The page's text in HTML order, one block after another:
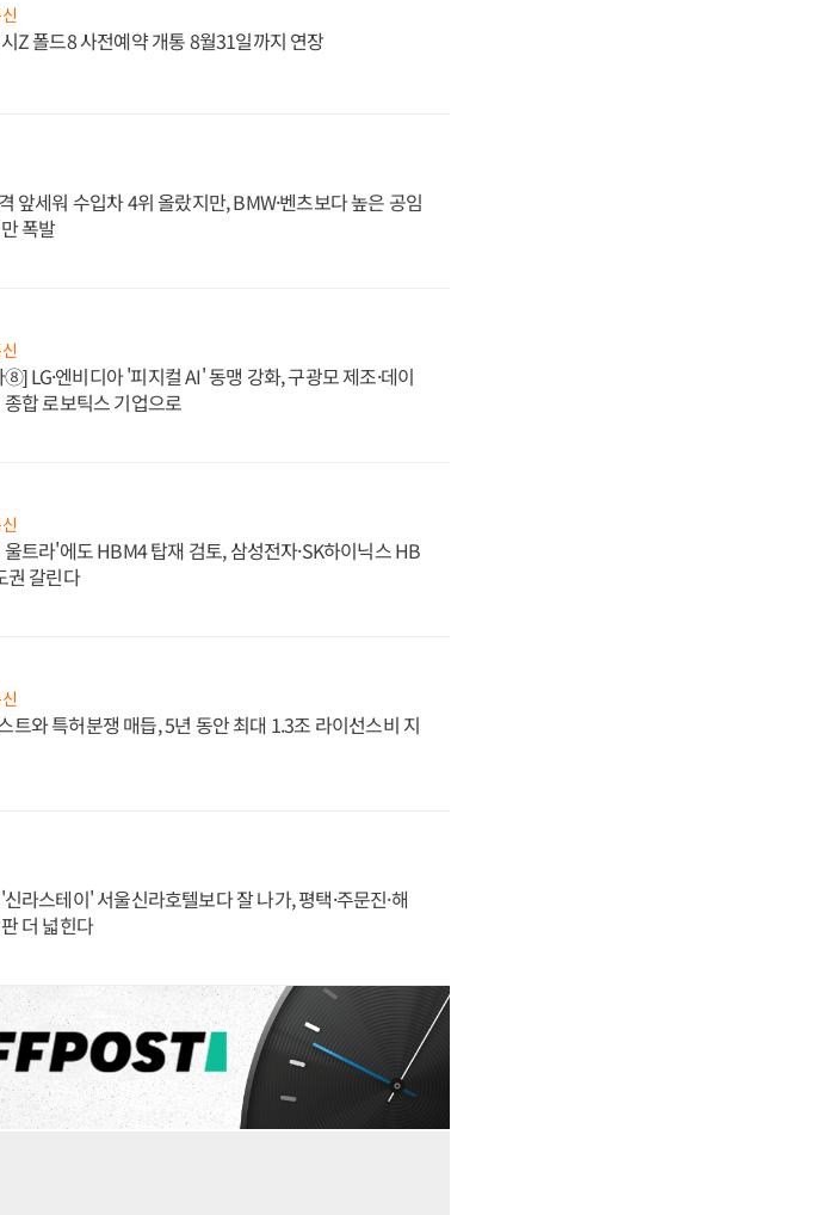
Z 폴드8 사전예약 개통 8월31일까지 연장
앞세워 수입차 4위 올랐지만, BMW·벤츠보다 높은 공임
폭발
LG·엔비디아 '피지컬 AI' 동맹 강화, 구광모 제조·데이
종합 로보틱스 기업으로
트라'에도 HBM4 탑재 검토, 삼성전자·SK하이닉스 HB
권 갈린다
트와 특허분쟁 매듭, 5년 동안 최대 1.3조 라이선스비 지
라스테이' 서울신라호텔보다 잘 나가, 평택·주문진·해
더 넓힌다